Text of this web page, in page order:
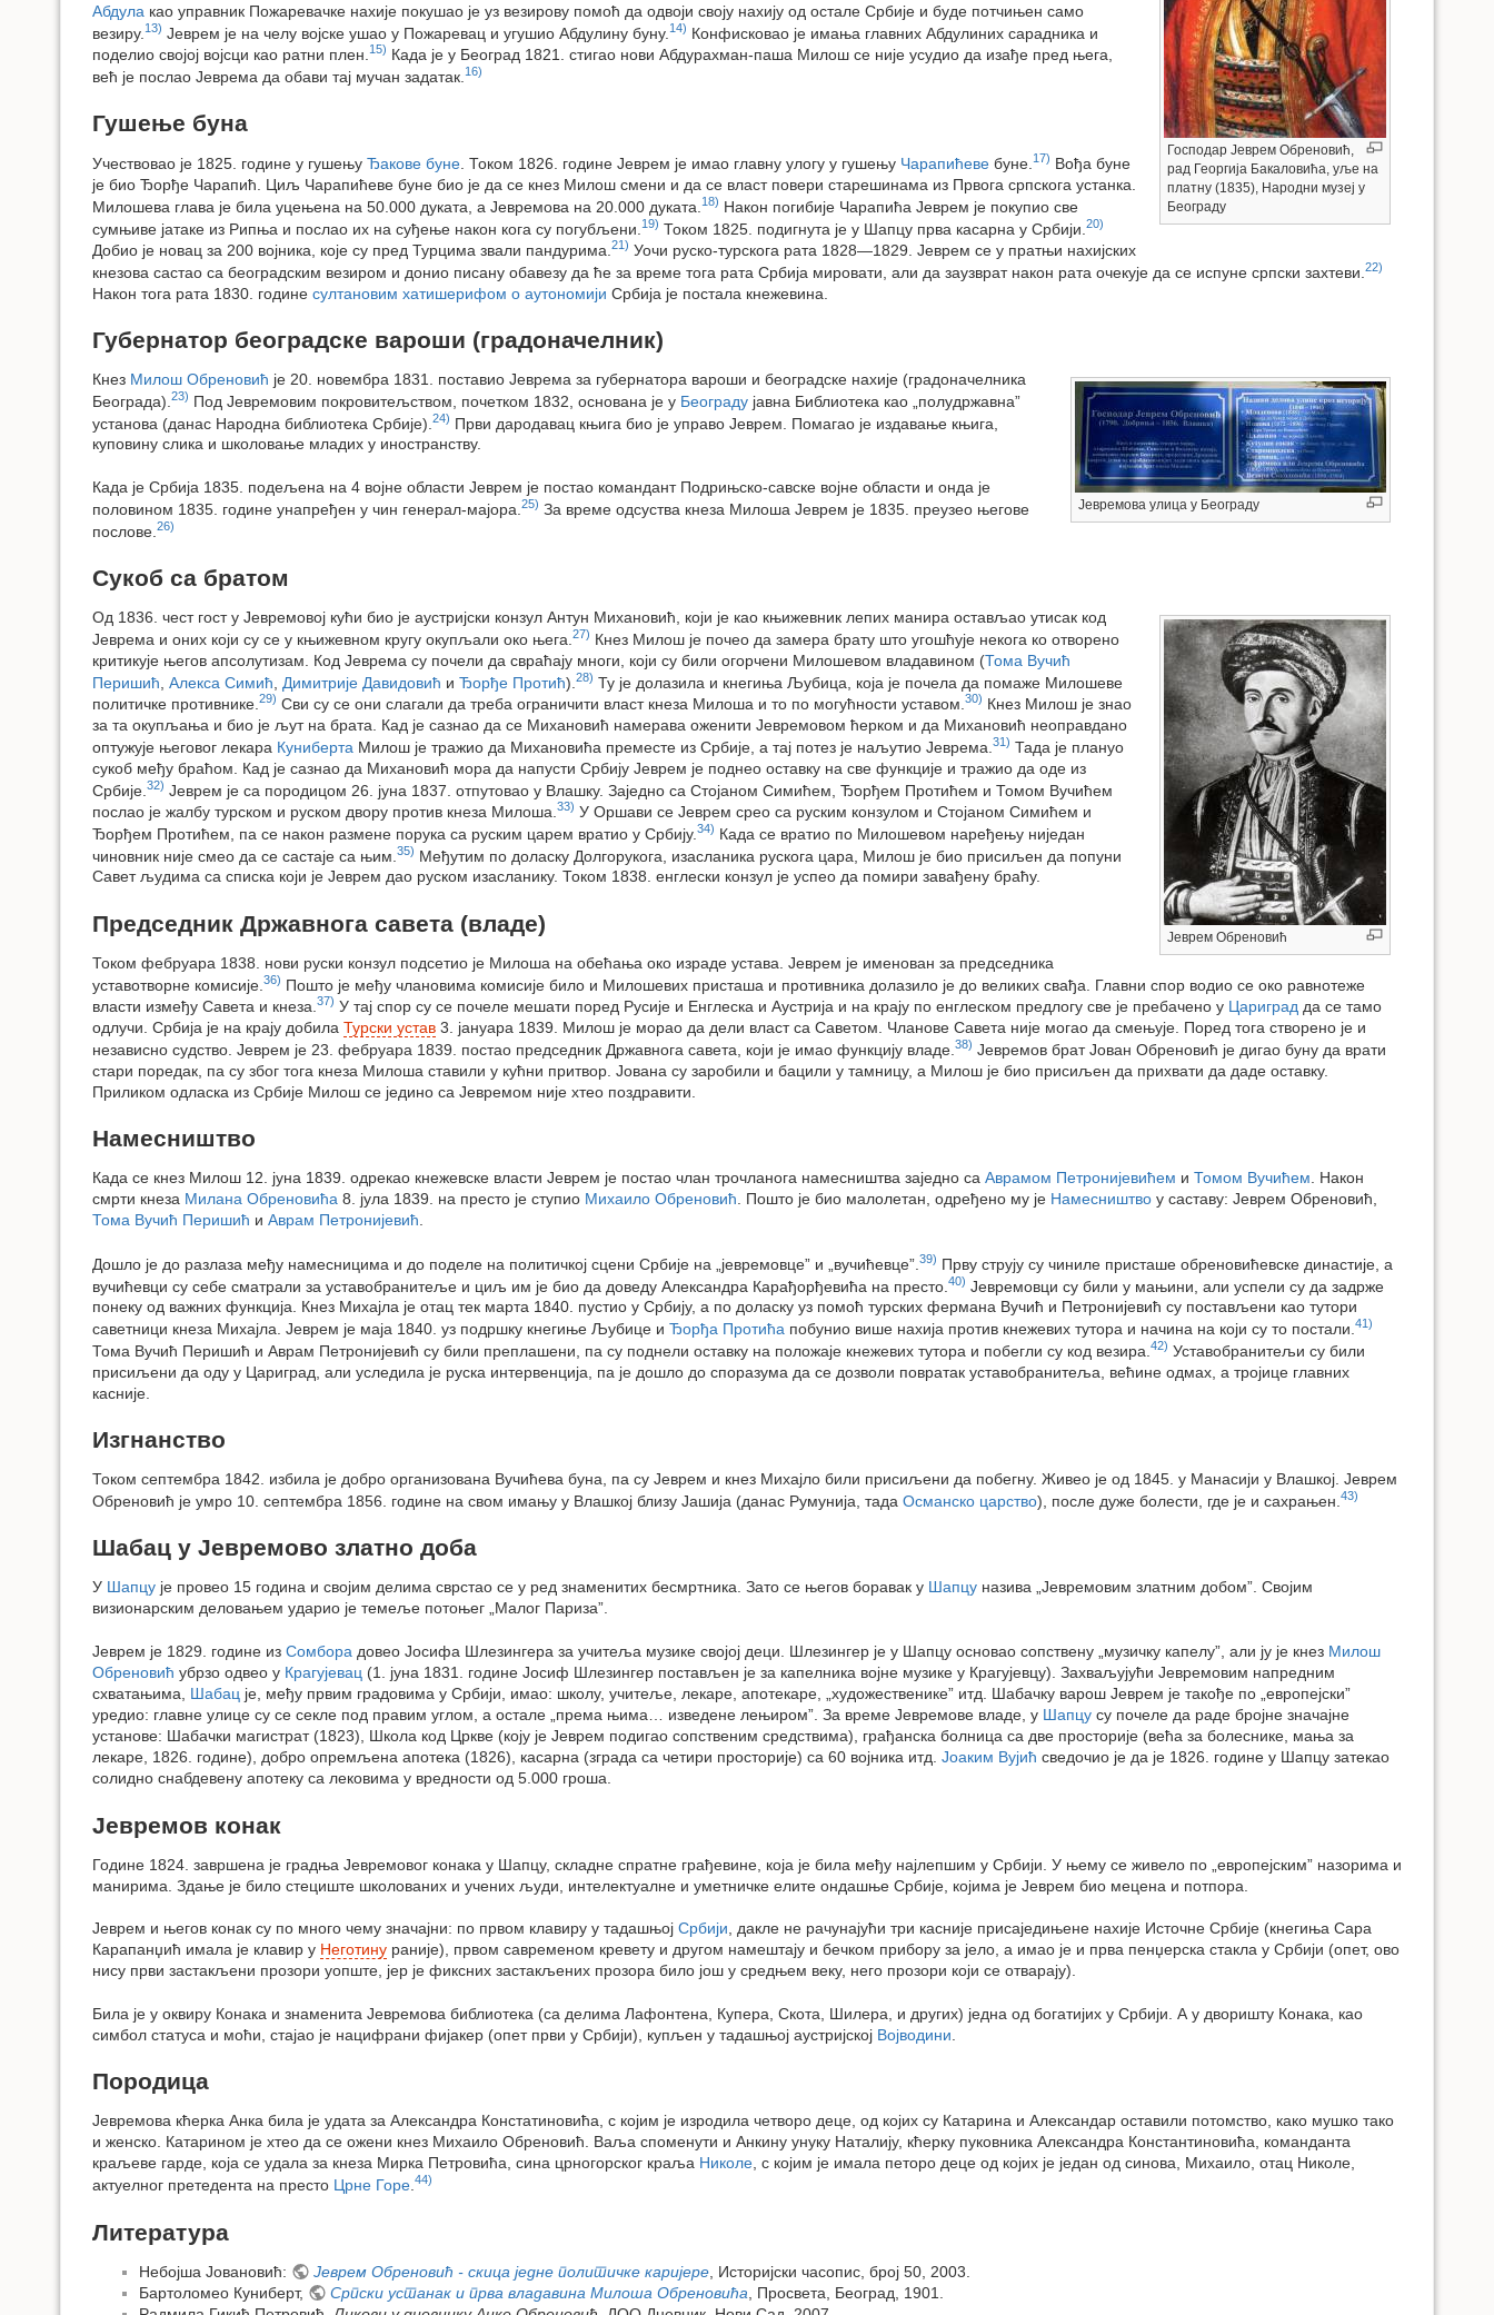
Господар Јеврем Обреновић,
рад Георгија Бакаловића, уље на
платну (1835), Народни музеј у
Београду
Абдула као управник Пожаревачке нахије покушао је уз везирову помоћ да одвоји своју нахију од остале Србије и буде потчињен само
везиру. 13) Јеврем је на челу војске ушао у Пожаревац и угушио Абдулину буну. 14) Конфисковао је имања главних Абдулиних сарадника и
поделио својој војсци као ратни плен. 15) Када је у Београд 1821. стигао нови Абдурахман-паша Милош се није усудио да изађе пред њега,
већ је послао Јеврема да обави тај мучан задатак. 16)
Гушење буна
Учествовао је 1825. године у гушењу Ђакове буне . Током 1826. године Јеврем је имао главну улогу у гушењу Чарапићеве буне. 17) Вођа буне
је био Ђорђе Чарапић. Циљ Чарапићеве буне био је да се кнез Милош смени и да се власт повери старешинама из Првога српскога устанка.
Милошева глава је била уцењена на 50.000 дуката, а Јевремова на 20.000 дуката. 18) Након погибије Чарапића Јеврем је покупио све
сумњиве јатаке из Рипња и послао их на суђење након кога су погубљени. 19) Током 1825. подигнута је у Шапцу прва касарна у Србији. 20)
Добио је новац за 200 војника, које су пред Турцима звали пандурима. 21) Уочи руско-турскога рата 1828—1829. Јеврем се у пратњи нахијских
кнезова састао са београдским везиром и донио писану обавезу да ће за време тога рата Србија мировати, али да заузврат након рата очекује да се испуне српски захтеви. 22)
Након тога рата 1830. године султановим хатишерифом о аутономији Србија је постала кнежевина.
Губернатор београдске вароши (градоначелник)
Јевремова улица у Београду
Кнез Милош Обреновић је 20. новембра 1831. поставио Јеврема за губернатора вароши и београдске нахије (градоначелника
Београда). 23) Под Јевремовим покровитељством, почетком 1832, основана је у Београду јавна Библиотека као „полудржавна”
установа (данас Народна библиотека Србије). 24) Први дародавац књига био је управо Јеврем. Помагао је издавање књига,
куповину слика и школовање младих у иностранству.
Када је Србија 1835. подељена на 4 војне области Јеврем је постао командант Подрињско-савске војне области и онда је
половином 1835. године унапређен у чин генерал-мајора. 25) За време одсуства кнеза Милоша Јеврем је 1835. преузео његове
послове. 26)
Сукоб са братом
Јеврем Обреновић
Од 1836. чест гост у Јевремовој кући био је аустријски конзул Антун Михановић, који је као књижевник лепих манира остављао утисак код
Јеврема и оних који су се у књижевном кругу окупљали око њега. 27) Кнез Милош је почео да замера брату што угошћује некога ко отворено
критикује његов апсолутизам. Код Јеврема су почели да свраћају многи, који су били огорчени Милошевом владавином (Тома Вучић
Перишић Алекса Симић Димитрије Давидовић и Ђорђе Протић). 28) Ту је долазила и кнегиња Љубица, која је почела да помаже Милошеве
политичке противнике. 29) Сви су се они слагали да треба ограничити власт кнеза Милоша и то по могућности уставом. 30) Кнез Милош је знао
за та окупљања и био је љут на брата. Кад је сазнао да се Михановић намерава оженити Јевремовом ћерком и да Михановић неоправдано
оптужује његовог лекара Куниберта Милош је тражио да Михановића преместе из Србије, а тај потез је наљутио Јеврема. 31) Тада је плануо
сукоб међу браћом. Кад је сазнао да Михановић мора да напусти Србију Јеврем је поднео оставку на све функције и тражио да оде из
Србије. 32) Јеврем је са породицом 26. јуна 1837. отпутовао у Влашку. Заједно са Стојаном Симићем, Ђорђем Протићем и Томом Вучићем
послао је жалбу турском и руском двору против кнеза Милоша. 33) У Оршави се Јеврем срео са руским конзулом и Стојаном Симићем и
Ђорђем Протићем, па се након размене порука са руским царем вратио у Србију. 34) Када се вратио по Милошевом наређењу ниједан
чиновник није смео да се састаје са њим. 35) Међутим по доласку Долгорукога, изасланика рускога цара, Милош је био присиљен да попуни
Савет људима са списка који је Јеврем дао руском изасланику. Током 1838. енглески конзул је успео да помири завађену браћу.
Председник Државнога савета (владе)
Током фебруара 1838. нови руски конзул подсетио је Милоша на обећања око израде устава. Јеврем је именован за председника
уставотворне комисије. 36) Пошто је међу члановима комисије било и Милошевих присташа и противника долазило је до великих свађа. Главни спор водио се око равнотеже
власти између Савета и кнеза. 37) У тај спор су се почеле мешати поред Русије и Енглеска и Аустрија и на крају по енглеском предлогу све је пребачено у Цариград да се тамо
одлучи. Србија је на крају добила Турски устав 3. јануара 1839. Милош је морао да дели власт са Саветом. Чланове Савета није могао да смењује. Поред тога створено је и
независно судство. Јеврем је 23. фебруара 1839. постао председник Државнога савета, који је имао функцију владе. 38) Јевремов брат Јован Обреновић је дигао буну да врати
стари поредак, па су због тога кнеза Милоша ставили у кућни притвор. Јована су заробили и бацили у тамницу, а Милош је био присиљен да прихвати да даде оставку.
Приликом одласка из Србије Милош се једино са Јевремом није хтео поздравити.
Намесништво
Када се кнез Милош 12. јуна 1839. одрекао кнежевске власти Јеврем је постао члан трочланога намесништва заједно са Аврамом Петронијевићем и Томом Вучићем. Након
смрти кнеза Милана Обреновића 8. јула 1839. на престо је ступио Михаило Обреновић. Пошто је био малолетан, одређено му је Намесништво у саставу: Јеврем Обреновић,
Тома Вучић Перишић и Аврам Петронијевић.
Дошло је до разлаза међу намесницима и до поделе на политичкој сцени Србије на „јевремовце” и „вучићевце”. 39) Прву струју су чиниле присташе обреновићевске династије, а
вучићевци су себе сматрали за уставобранитеље и циљ им је био да доведу Александра Карађорђевића на престо. 40) Јевремовци су били у мањини, али успели су да задрже
понеку од важних функција. Кнез Михајла је отац тек марта 1840. пустио у Србију, а по доласку уз помоћ турских фермана Вучић и Петронијевић су постављени као тутори
саветници кнеза Михајла. Јеврем је маја 1840. уз подршку кнегиње Љубице и Ђорђа Протића побунио више нахија против кнежевих тутора и начина на који су то постали. 41)
Тома Вучић Перишић и Аврам Петронијевић су били преплашени, па су поднели оставку на положаје кнежевих тутора и побегли су код везира. 42) Уставобранитељи су били
присиљени да оду у Цариград, али уследила је руска интервенција, па је дошло до споразума да се дозволи повратак уставобранитеља, већине одмах, а тројице главних
касније.
Изгнанство
Током септембра 1842. избила је добро организована Вучићева буна, па су Јеврем и кнез Михајло били присиљени да побегну. Живео је од 1845. у Манасији у Влашкој. Јеврем
Обреновић је умро 10. септембра 1856. године на свом имању у Влашкој близу Јашија (данас Румунија, тада Османско царство), после дуже болести, где је и сахрањен. 43)
Шабац у Јевремово златно доба
У Шапцу је провео 15 година и својим делима сврстао се у ред знаменитих бесмртника. Зато се његов боравак у Шапцу назива „Јевремовим златним добом”. Својим
визионарским деловањем ударио је темеље потоњег „Малог Париза”.
Јеврем је 1829. године из Сомбора довео Јосифа Шлезингера за учитеља музике својој деци. Шлезингер је у Шапцу основао сопствену „музичку капелу”, али ју је кнез Милош
Обреновић убрзо одвео у Крагујевац (1. јуна 1831. године Јосиф Шлезингер постављен је за капелника војне музике у Крагујевцу). Захваљујући Јевремовим напредним
схватањима, Шабац је, међу првим градовима у Србији, имао: школу, учитеље, лекаре, апотекаре, „художественике” итд. Шабачку варош Јеврем је такође по „европејски”
уредио: главне улице су се секле под правим углом, а остале „према њима… изведене лењиром”. За време Јевремове владе, у Шапцу су почеле да раде бројне значајне
установе: Шабачки магистрат (1823), Школа код Цркве (коју је Јеврем подигао сопственим средствима), грађанска болница са две просторије (већа за болеснике, мања за
лекаре, 1826. године), добро опремљена апотека (1826), касарна (зграда са четири просторије) са 60 војника итд. Јоаким Вујић сведочио је да је 1826. године у Шапцу затекао
солидно снабдевену апотеку са лековима у вредности од 5.000 гроша.
Јевремов конак
Године 1824. завршена је градња Јевремовог конака у Шапцу, складне спратне грађевине, која је била међу најлепшим у Србији. У њему се живело по „европејским” назорима и
манирима. Здање је било стециште школованих и учених људи, интелектуалне и уметничке елите ондашње Србије, којима је Јеврем био мецена и потпора.
Јеврем и његов конак су по много чему значајни: по првом клавиру у тадашњој Србији , дакле не рачунајући три касније присаједињене нахије Источне Србије (кнегиња Сара
Карапанџић имала је клавир у Неготину раније), првом савременом кревету и другом намештају и бечком прибору за јело, а имао је и прва пенџерска стакла у Србији (опет, ово
нису први застакљени прозори уопште, јер је фиксних застакљених прозора било још у средњем веку, него прозори који се отварају).
Била је у оквиру Конака и знаменита Јевремова библиотека (са делима Лафонтена, Купера, Скота, Шилера, и других) једна од богатијих у Србији. А у дворишту Конака, као
симбол статуса и моћи, стајао је нацифрани фијакер (опет први у Србији), купљен у тадашњој аустријској Војводини
Породица
Јевремова кћерка Анка била је удата за Александра Констатиновића, с којим је изродила четворо деце, од којих су Катарина и Александар оставили потомство, како мушко тако
и женско. Катарином је хтео да се ожени кнез Михаило Обреновић. Ваља споменути и Анкину унуку Наталију, кћерку пуковника Александра Константиновића, команданта
краљеве гарде, која се удала за кнеза Мирка Петровића, сина црногорског краља Николе, с којим је имала петоро деце од којих је један од синова, Михаило, отац Николе,
актуелног претедента на престо Црне Горе 44)
Литература
Небојша Јовановић: Јеврем Обреновић - скица једне политичке каријере, Историјски часопис, број 50, 2003.
Бартоломео Куниберт,
Српски устанак и прва владавина Милоша Обреновића , Просвета, Београд, 1901.